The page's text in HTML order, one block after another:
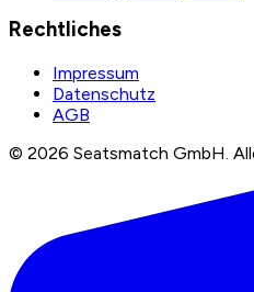
Rechtliches
Impressum
Datenschutz
AGB
© 2026 Seatsmatch GmbH.